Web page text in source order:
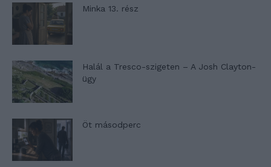
Minka 13. rész
Halál a Tresco-szigeten – A Josh Clayton-
ügy
Öt másodperc